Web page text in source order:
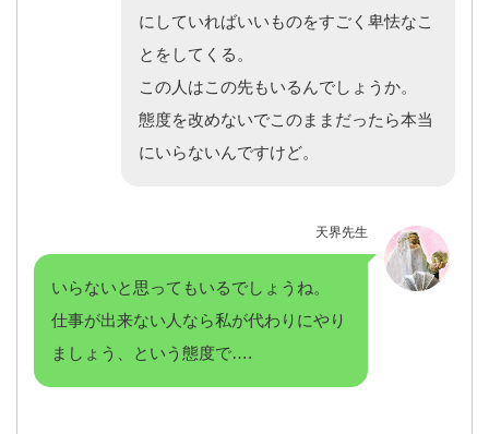
にしていればいいものをすごく卑怯なこ
とをしてくる。
この人はこの先もいるんでしょうか。
態度を改めないでこのままだったら本当
にいらないんですけど。
天界先生
いらないと思ってもいるでしょうね。
仕事が出来ない人なら私が代わりにやり
ましょう、という態度で….